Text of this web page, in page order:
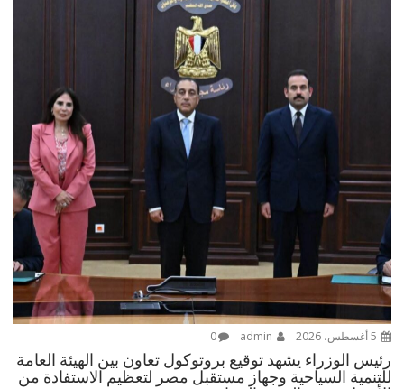
0
رئيس الوزراء يشهد توقيع بروتوكول تعاون بين الهيئة العامة
للتنمية السياحية وجهاز مستقبل مصر لتعظيم الاستفادة من